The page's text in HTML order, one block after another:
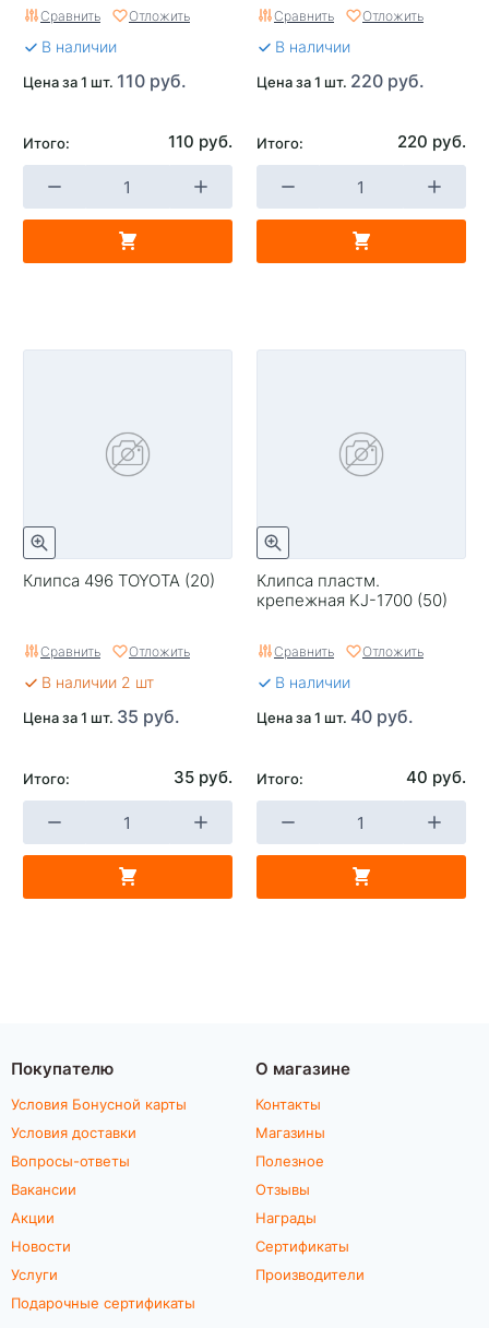
Сравнить Отложить
В наличии
Цена за 1 шт. 110 руб.
Итого: 110 руб.
Сравнить Отложить
В наличии
Цена за 1 шт. 220 руб.
Итого: 220 руб.
Клипса 496 TOYOTA (20)
Сравнить Отложить
В наличии 2 шт
Цена за 1 шт. 35 руб.
Итого: 35 руб.
Клипса пластм.
крепежная KJ-1700 (50)
Сравнить Отложить
В наличии
Цена за 1 шт. 40 руб.
Итого: 40 руб.
Покупателю
Условия Бонусной карты
Условия доставки
Вопросы-ответы
Вакансии
Акции
Новости
Услуги
Подарочные сертификаты
О магазине
Контакты
Магазины
Полезное
Отзывы
Награды
Сертификаты
Производители